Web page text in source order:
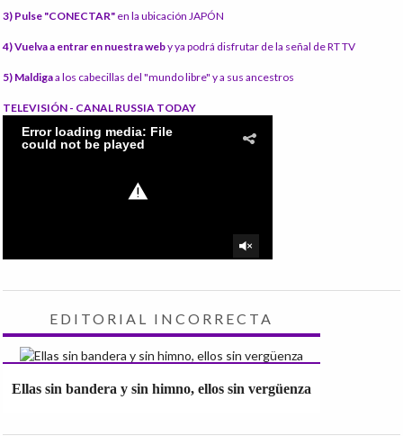
3) Pulse "CONECTAR" en la ubicación JAPÓN
4) Vuelva a entrar en nuestra weby ya podrá disfrutar de la señal de RT TV
5) Maldigaa los cabecillas del "mundo libre" y a sus ancestros
TELEVISIÓN - CANAL RUSSIA TODAY
EDITORIAL INCORRECTA
Ellas sin bandera y sin himno, ellos sin vergüenza